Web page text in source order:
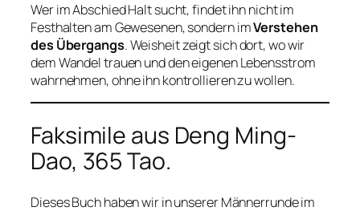
Wer im Abschied Halt sucht, findet ihn nicht im
Festhalten am Gewesenen, sondern imVerstehen
des Übergangs. Weisheit zeigt sich dort, wo wir
dem Wandel trauen und den eigenen Lebensstrom
wahrnehmen, ohne ihn kontrollieren zu wollen.
Faksimile aus Deng Ming-
Dao, 365 Tao.
Dieses Buch haben wir in unserer Männerrunde im